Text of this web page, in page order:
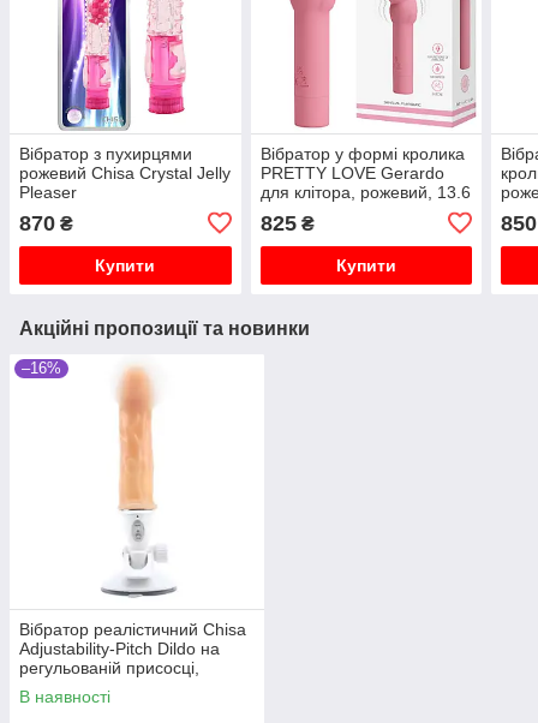
Вібратор з пухирцями
рожевий Chisa Crystal Jelly
Pleaser
870 ₴
Купити
Вібратор у формі кролика
PRETTY LOVE Gerardo
для клітора, рожевий, 13.6
825₴
Купити
850
Акційні пропозиції та новинки
–16%
Вібратор реалістичний Chisa
Adjustability-Pitch Dildo на
регульованій присосці,
бежевий, 23 х 3.5 см
В наявності